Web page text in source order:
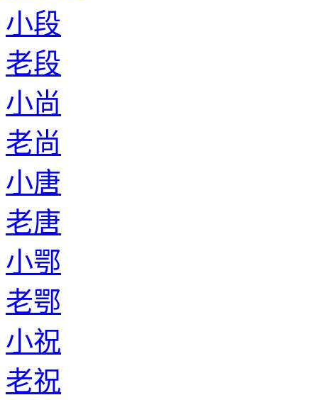
小段
老段
小尚
老尚
小唐
老唐
小鄂
老鄂
小祝
老祝